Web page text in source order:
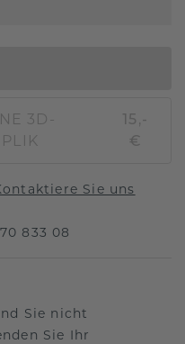
3D-
15,-
€
Sie uns
833 08
Sie nicht
Sie Ihr